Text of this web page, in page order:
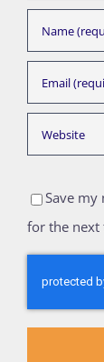
Save my
for the next